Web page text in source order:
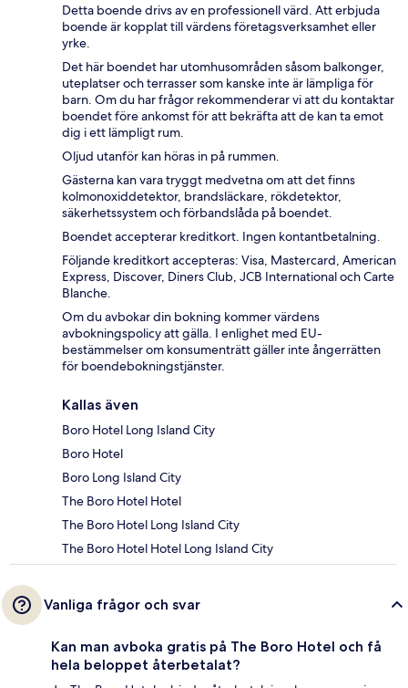
Detta boende drivs av en professionell värd. Att erbjuda
boende är kopplat till värdens företagsverksamhet eller
yrke.
Det här boendet har utomhusområden såsom balkonger,
uteplatser och terrasser som kanske inte är lämpliga för
barn. Om du har frågor rekommenderar vi att du kontaktar
boendet före ankomst för att bekräfta att de kan ta emot
dig i ett lämpligt rum.
Oljud utanför kan höras in på rummen.
Gästerna kan vara tryggt medvetna om att det finns
kolmonoxiddetektor, brandsläckare, rökdetektor,
säkerhetssystem och förbandslåda på boendet.
Boendet accepterar kreditkort. Ingen kontantbetalning.
Följande kreditkort accepteras: Visa, Mastercard, American
Express, Discover, Diners Club, JCB International och Carte
Blanche.
Om du avbokar din bokning kommer värdens
avbokningspolicy att gälla. I enlighet med EU-
bestämmelser om konsumenträtt gäller inte ångerrätten
för boendebokningstjänster.
Kallas även
Boro Hotel Long Island City
Boro Hotel
Boro Long Island City
The Boro Hotel Hotel
The Boro Hotel Long Island City
The Boro Hotel Hotel Long Island City
Vanliga frågor och svar
Kan man avboka gratis på The Boro Hotel och få
hela beloppet återbetalat?